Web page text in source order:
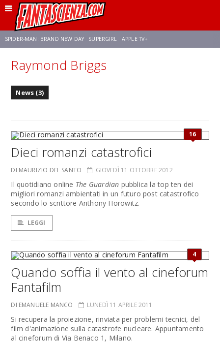
SPIDER-MAN: BRAND NEW DAY SUPERGIRL APPLE TV+
FRANCO RICCIARDIELLO ZENDAYA STAR TREK
Raymond Briggs
News (3)
16
Dieci romanzi catastrofici
DI MAURIZIO DEL SANTO GIOVEDÌ 11 OTTOBRE 2012
Il quotidiano online The Guardian pubblica la top ten dei
migliori romanzi ambientati in un futuro post catastrofico
secondo lo scrittore Anthony Horowitz.
LEGGI
4
Quando soffia il vento al cineforum
Fantafilm
DI EMANUELE MANCO LUNEDÌ 11 APRILE 2011
Si recupera la proiezione, rinviata per problemi tecnici, del
film d'animazione sulla catastrofe nucleare. Appuntamento
al cineforum di Via Benaco 1, Milano.